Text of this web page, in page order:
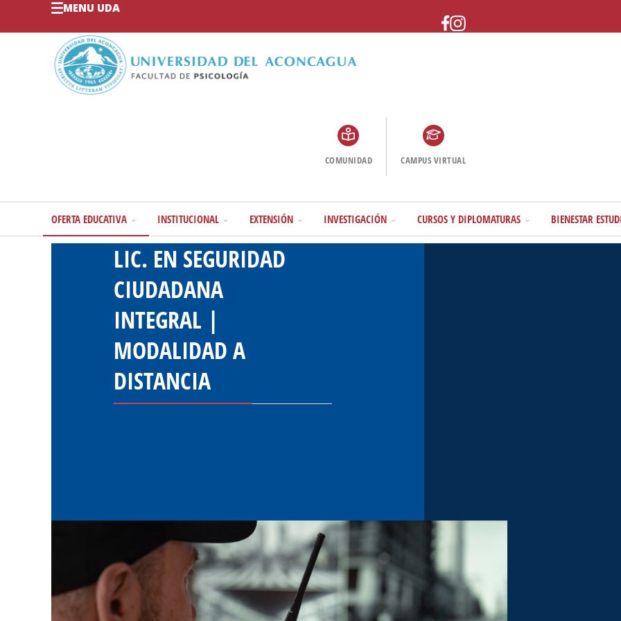
MENU UDA
COMUNIDAD CAMPUS VIRTUAL
OFERTA EDUCATIVA INSTITUCIONAL EXTENSIÓN INVESTIGACIÓN CURSOS Y DIPLOMATURAS BIENESTAR
LIC. EN SEGURIDAD
CIUDADANA
INTEGRAL |
MODALIDAD A
DISTANCIA